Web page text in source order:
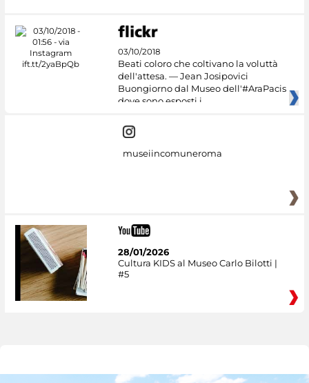
03/10/2018
Beati coloro che coltivano la voluttà
dell'attesa. — Jean Josipovici
Buongiorno dal Museo dell'#AraPacis
dove sono esposti i
museiincomuneroma
28/01/2026
Cultura KIDS al Museo Carlo Bilotti |
#5